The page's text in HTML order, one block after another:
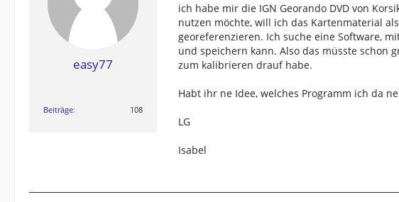
easy77
Beiträge 108
ich habe mir die IGN Georando DVD von
nutzen möchte, will ich das Kartenmaterial
georeferenzieren. Ich suche eine Software,
und speichern kann. Also das müsste schon
zum kalibrieren drauf habe.
Habt ihr ne Idee, welches Programm ich da
LG
Isabel